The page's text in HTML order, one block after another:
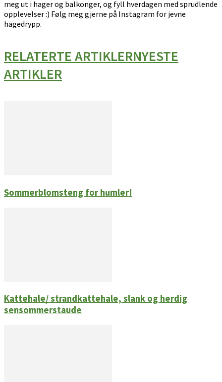
meg ut i hager og balkonger, og fyll hverdagen med sprudlende
opplevelser :) Følg meg gjerne på Instagram for jevne
hagedrypp.
RELATERTE ARTIKLERNYESTE
ARTIKLER
Sommerblomsteng for humler!
Kattehale/ strandkattehale, slank og herdig
sensommerstaude